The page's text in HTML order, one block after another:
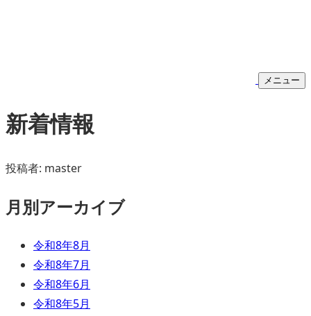
メニュー
新着情報
投稿者: master
月別アーカイブ
令和8年8月
令和8年7月
令和8年6月
令和8年5月